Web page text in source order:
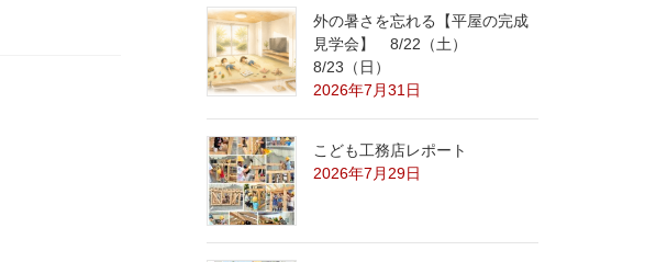
外の暑さを忘れる【平屋の完成
見学会】 8/22（土）
8/23（日）
2026年7月31日
こども工務店レポート
2026年7月29日